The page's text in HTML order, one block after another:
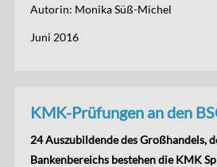
Autorin: Monika Süß-Michel
Juni 2016
KMK-Prüfungen an den
24 Auszubildende des Großhandels,
Bankenbereichs bestehen die KMK